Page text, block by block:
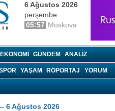
6 Ağustos 2026
perşembe
05:57 Moskova
EKONOMI GÜNDEM ANALIZ
YAŞAM RÖPORTAJ YORUM
6 Ağustos 2026